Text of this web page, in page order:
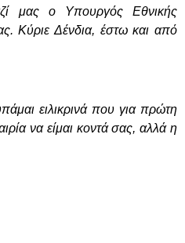
μας ο Υπουργός Εθνικής
Κύριε Δένδια, έστω και από
ειλικρινά που για πρώτη
να είμαι κοντά σας, αλλά η